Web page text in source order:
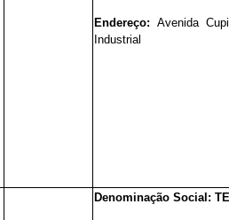
Endereço:Avenida
Industrial
Denominação Social: